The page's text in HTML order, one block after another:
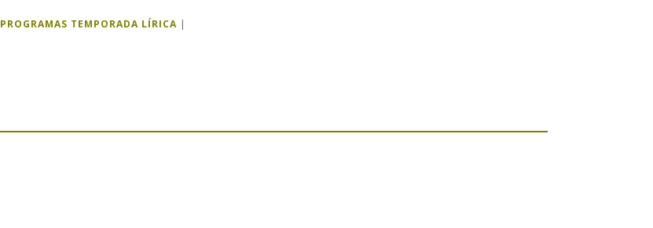
PROGRAMAS TEMPORADA LÍRICA |